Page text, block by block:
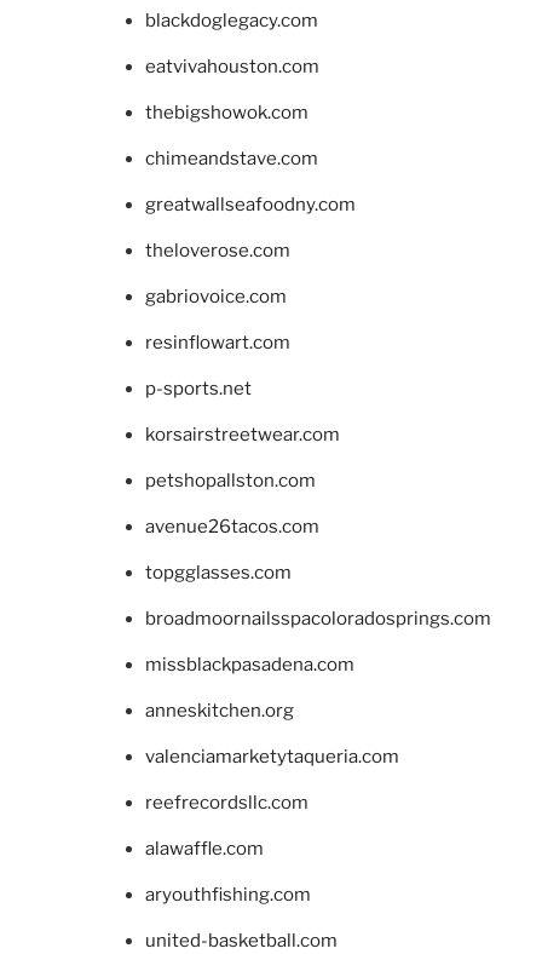
blackdoglegacy.com
eatvivahouston.com
thebigshowok.com
chimeandstave.com
greatwallseafoodny.com
theloverose.com
gabriovoice.com
resinflowart.com
p-sports.net
korsairstreetwear.com
petshopallston.com
avenue26tacos.com
topgglasses.com
broadmoornailsspacoloradosprings.com
missblackpasadena.com
anneskitchen.org
valenciamarketytaqueria.com
reefrecordsllc.com
alawaffle.com
aryouthfishing.com
united-basketball.com